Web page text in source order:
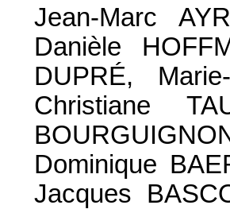
Jean-Marc
Danièle
DUPRÉ,
Christiane
Dominique
Jacques